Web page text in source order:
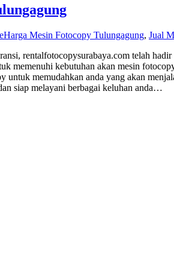
Harga Mesin Fotocopy Tulungagung, Jual
rentalfotocopysurabaya.com telah
memenuhi kebutuhan akan mesin
untuk memudahkan anda yang akan
siap melayani berbagai keluhan anda…